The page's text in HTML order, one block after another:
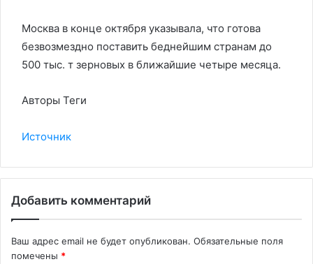
Москва в конце октября указывала, что готова
безвозмездно поставить беднейшим странам до
500 тыс. т зерновых в ближайшие четыре месяца.
Авторы Теги
Источник
Добавить комментарий
Ваш адрес email не будет опубликован. Обязательные поля
помечены *